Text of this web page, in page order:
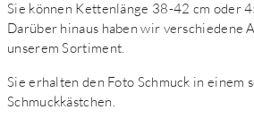
Sie können Kettenlänge 38-42 cm oder
Darüber hinaus haben wir verschiedene
unserem Sortiment.
Sie erhalten den Foto Schmuck in einem
Schmuckkästchen.